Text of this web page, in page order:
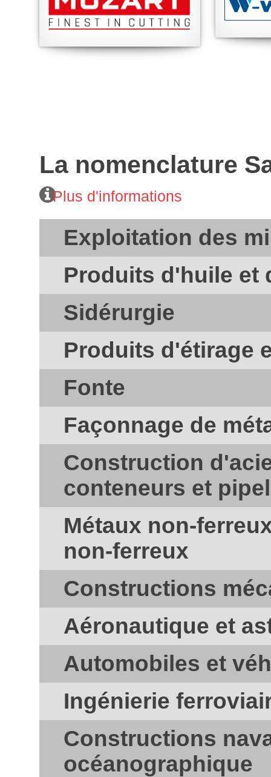
La nomenclature
Plus d'informations
Exploitation des
Produits d'huile et
Sidérurgie
Produits d'étirage
Fonte
Façonnage de
Construction
conteneurs et
Métaux non-
non-ferreux
Constructions
Aéronautique et
Automobiles et
Ingénierie
Constructions
océanographique